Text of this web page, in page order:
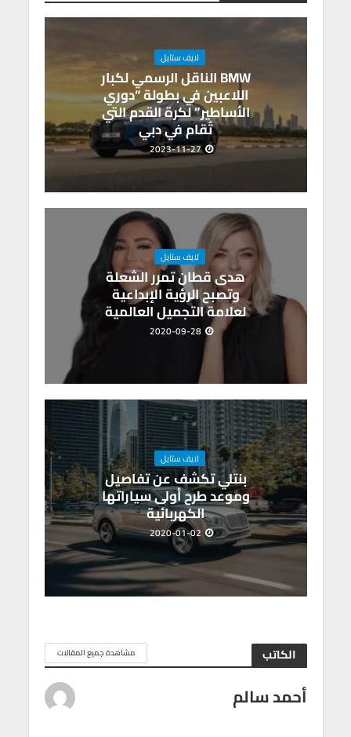
k
p o
A
p
p
n
m
لايف ستايل
BMW الناقل الرسمي لكبار
اللاعبين في بطولة “دوري
الأساطير” لكرة القدم التي
تُقام في دبي
2023-11-27
لايف ستايل
هدى قطان تمرر الشعلة
وتصبح الرؤية الإبداعية
لعلامة التجميل العالمية
2020-09-28
لايف ستايل
بنتلي تكشف عن تفاصيل
وموعد طرح أولى سياراتها
الكهربائية
2020-01-02
الكاتب مشاهدة جميع المقالات
أحمد سالم